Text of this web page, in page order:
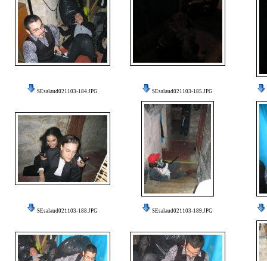
SEsalaud021103-184.JPG SEsalaud021103-185.JPG
SEsalaud021103-188.JPG SEsalaud021103-189.JPG